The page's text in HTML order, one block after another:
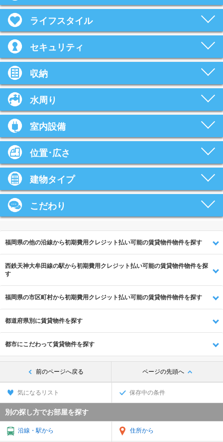
ライフスタイル
セキュリティ
収納
水周り
室内設備
位置･広さ
建物タイプ
こだわり
福岡県の他の沿線から初期費用クレジット払い可能の賃貸物件物件を探す
西鉄天神大牟田線の駅から初期費用クレジット払い可能の賃貸物件物件を探
す
福岡県の市区町村から初期費用クレジット払い可能の賃貸物件物件を探す
都道府県別に賃貸物件を探す
都市にこだわって賃貸物件を探す
前のページへ戻る ページの先頭へ
気になるリスト 保存中の条件
別の探し方でお部屋を探す
沿線・駅から 住所から